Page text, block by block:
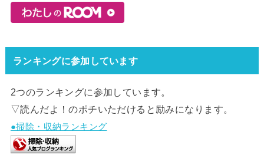
ランキングに参加しています
2つのランキングに参加しています。
▽読んだよ！のポチいただけると励みになります。
●掃除・収納ランキング